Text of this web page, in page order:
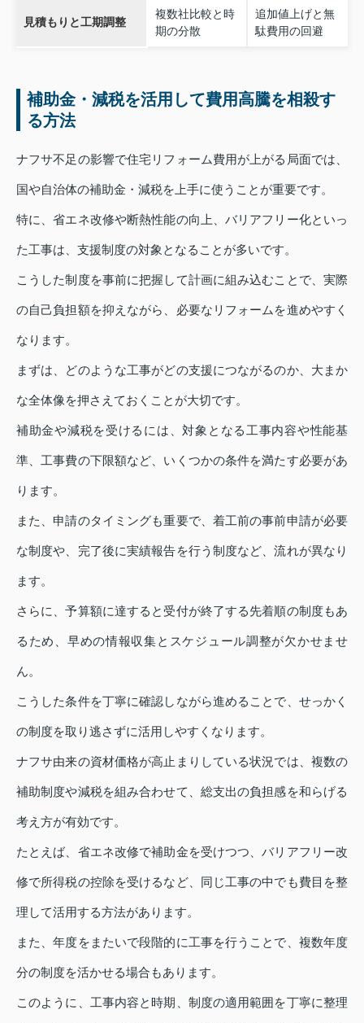
見積もりと工期調整
複数社比較と時
期の分散
追加値上げと無
駄費用の回避
補助金・減税を活用して費用高騰を相殺す
る方法
ナフサ不足の影響で住宅リフォーム費用が上がる局面では、
国や自治体の補助金・減税を上手に使うことが重要です。
特に、省エネ改修や断熱性能の向上、バリアフリー化といっ
た工事は、支援制度の対象となることが多いです。
こうした制度を事前に把握して計画に組み込むことで、実際
の自己負担額を抑えながら、必要なリフォームを進めやすく
なります。
まずは、どのような工事がどの支援につながるのか、大まか
な全体像を押さえておくことが大切です。
補助金や減税を受けるには、対象となる工事内容や性能基
準、工事費の下限額など、いくつかの条件を満たす必要があ
ります。
また、申請のタイミングも重要で、着工前の事前申請が必要
な制度や、完了後に実績報告を行う制度など、流れが異なり
ます。
さらに、予算額に達すると受付が終了する先着順の制度もあ
るため、早めの情報収集とスケジュール調整が欠かせませ
ん。
こうした条件を丁寧に確認しながら進めることで、せっかく
の制度を取り逃さずに活用しやすくなります。
ナフサ由来の資材価格が高止まりしている状況では、複数の
補助制度や減税を組み合わせて、総支出の負担感を和らげる
考え方が有効です。
たとえば、省エネ改修で補助金を受けつつ、バリアフリー改
修で所得税の控除を受けるなど、同じ工事の中でも費目を整
理して活用する方法があります。
また、年度をまたいで段階的に工事を行うことで、複数年度
分の制度を活かせる場合もあります。
このように、工事内容と時期、制度の適用範囲を丁寧に整理